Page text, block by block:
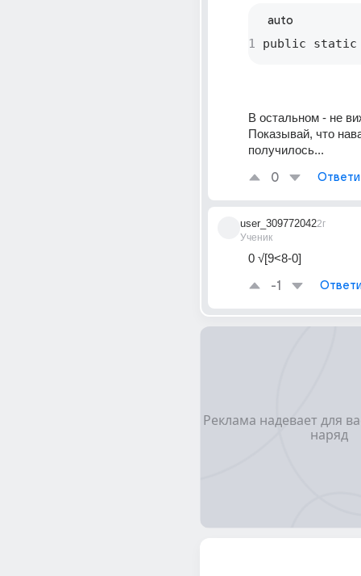
auto
1 public static
В остальном - не
Показывай, что
получилось...
0
user_309772042
Ученик
2г
0 √[9<8-0]
-1